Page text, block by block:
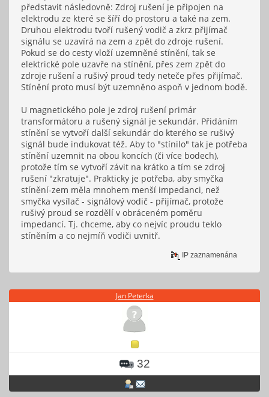
představit následovně: Zdroj rušení je připojen na
elektrodu ze které se šíří do prostoru a také na zem.
Druhou elektrodu tvoří rušený vodič a zkrz přijímač
signálu se uzavírá na zem a zpět do zdroje rušení.
Pokud se do cesty vloží uzemněné stínění, tak se
elektrické pole uzavře na stínění, přes zem zpět do
zdroje rušení a rušivý proud tedy neteče přes přijímač.
Stínění proto musí být uzemněno aspoň v jednom bodě.
U magnetického pole je zdroj rušení primár
transformátoru a rušený signál je sekundár. Přidáním
stínění se vytvoří další sekundár do kterého se rušivý
signál bude indukovat též. Aby to "stínilo" tak je potřeba
stínění uzemnit na obou koncích (či více bodech),
protože tím se vytvoří závit na krátko a tím se zdroj
rušení "zkratuje". Prakticky je potřeba, aby smyčka
stínění-zem měla mnohem menší impedanci, než
smyčka vysílač - signálový vodič - přijímač, protože
rušivý proud se rozdělí v obráceném poměru
impedancí. Tj. chceme, aby co nejvíc proudu teklo
stíněním a co nejmíň vodiči uvnitř.
IP zaznamenána
Jan Peterka
32